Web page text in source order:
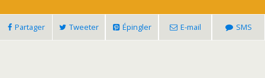
Partager Tweeter Épingler E-mail SMS